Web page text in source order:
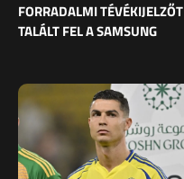
FORRADALMI TÉVÉKIJELZŐT
TALÁLT FEL A SAMSUNG